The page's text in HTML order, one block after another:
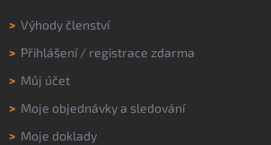
> Výhody členství
> Přihlášení/ registrace zdarma
> Můj účet
> Moje objednávky a sledování
> Moje doklady